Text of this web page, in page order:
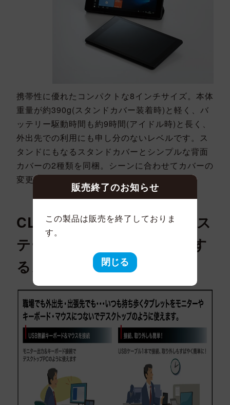
携帯性に優れたコンパクトな8インチサイズ。本体
重量が約390g(スタンドカバー装着時)と軽く、バ
ッテリー駆動時間も約9時間(アイドル時)と長く、
外出先での利用にも申し分のないレベルです。ス
タンドにもなるスタンドカバーとシンプルな背面
カバーの2種類を同梱。シーンに合わせてカバーの
変更が可能です。
CLIDE W08Aとドッキングス
テーションを組合せて利用す
るメリット
販売終了のお知らせ
この製品は販売を終了しておりま
す。
閉じる